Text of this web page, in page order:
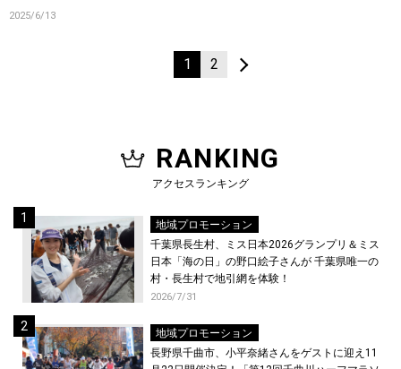
2025/6/13
1 2
RANKING
アクセスランキング
地域プロモーション
千葉県長生村、ミス日本2026グランプリ＆ミス
日本「海の日」の野口絵子さんが 千葉県唯一の
村・長生村で地引網を体験！
2026/7/31
地域プロモーション
長野県千曲市、小平奈緒さんをゲストに迎え11